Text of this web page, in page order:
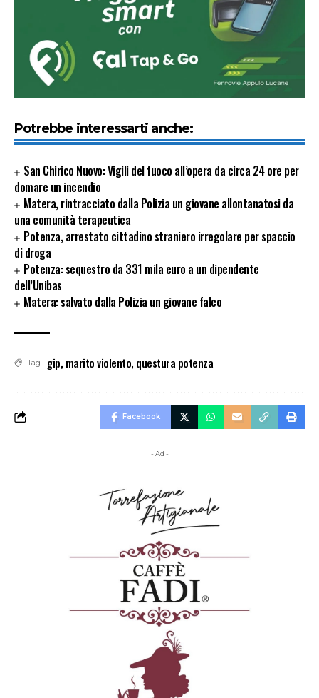
Potrebbe interessarti anche:
San Chirico Nuovo: Vigili del fuoco all’opera da circa 24 ore per
domare un incendio
Matera, rintracciato dalla Polizia un giovane allontanatosi da
una comunità terapeutica
Potenza, arrestato cittadino straniero irregolare per spaccio
di droga
Potenza: sequestro da 331 mila euro a un dipendente
dell’Unibas
Matera: salvato dalla Polizia un giovane falco
Tag gip, marito violento, questura potenza
Facebook
- Ad -